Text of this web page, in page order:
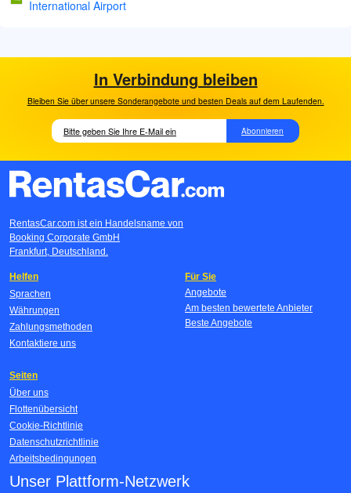
International Airport
In Verbindung bleiben
Bleiben Sie über unsere Sonderangebote und besten Deals auf dem Laufenden.
Abonnieren
RentasCar.com ist ein Handelsname von
Booking Corporate GmbH
Frankfurt, Deutschland.
Helfen
Sprachen
Währungen
Zahlungsmethoden
Kontaktiere uns
Für Sie
Angebote
Am besten bewertete Anbieter
Beste Angebote
Seiten
Über uns
Flottenübersicht
Cookie-Richtlinie
Datenschutzrichtlinie
Arbeitsbedingungen
Unser Plattform-Netzwerk